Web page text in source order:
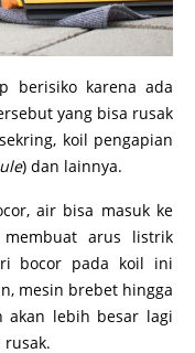
berisiko karena ada
yang bisa rusak
koil pengapian
) dan lainnya.
air bisa masuk ke
arus listrik
bocor pada koil ini
mesin brebet hingga
akan lebih besar lagi
rusak.